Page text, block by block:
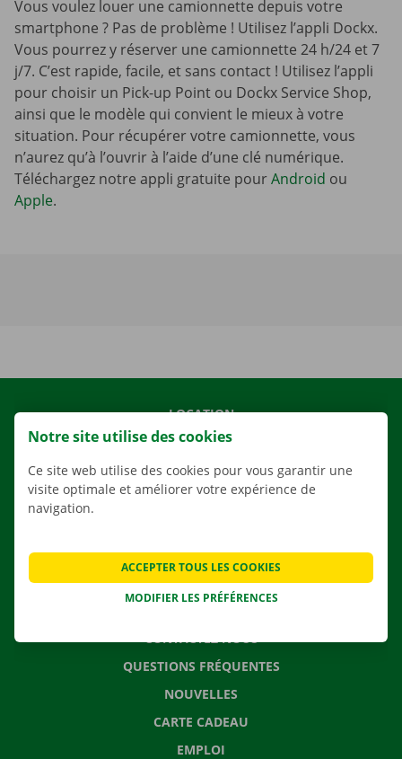
Vous voulez louer une camionnette depuis votre
smartphone ? Pas de problème ! Utilisez l’appli Dockx.
Vous pourrez y réserver une camionnette 24 h/24 et 7
j/7. C’est rapide, facile, et sans contact ! Utilisez l’appli
pour choisir un Pick-up Point ou Dockx Service Shop,
ainsi que le modèle qui convient le mieux à votre
situation. Pour récupérer votre camionnette, vous
n’aurez qu’à l’ouvrir à l’aide d’une clé numérique.
Téléchargez notre appli gratuite pourAndroid ou
Apple.
LOCATION
NOS VÉHICULES
NOS SERVICES
AGENCES
SOLUTIONS DE DÉMÉNAGEMENT
CONTACTEZ NOUS
QUESTIONS FRÉQUENTES
NOUVELLES
CARTE CADEAU
EMPLOI
Notre site utilise des cookies
Ce site web utilise des cookies pour vous garantir une
visite optimale et améliorer votre expérience de
navigation.
MODIFIER LES PRÉFÉRENCES
ACCEPTER TOUS LES COOKIES